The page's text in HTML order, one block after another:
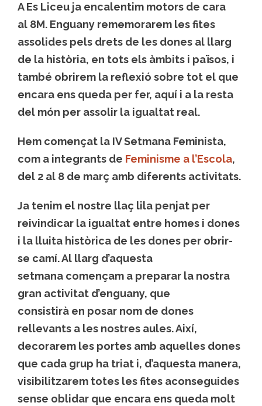
A Es Liceu ja encalentim motors de cara
al 8M. Enguany rememorarem les fites
assolides pels drets de les dones al llarg
de la història, en tots els àmbits i països, i
també obrirem la reflexió sobre tot el que
encara ens queda per fer, aquí i a la resta
del món per assolir la igualtat real.
Hem començat la IV Setmana Feminista,
com a integrants de Feminisme a l’Escola,
del 2 al 8 de març amb diferents activitats.
Ja tenim el nostre llaç lila penjat per
reivindicar la igualtat entre homes i dones
i la lluita històrica de les dones per obrir-
se camí. Al llarg d’aquesta
setmana començam a preparar la nostra
gran activitat d’enguany, que
consistirà en posar nom de dones
rellevants a les nostres aules. Així,
decorarem les portes amb aquelles dones
que cada grup ha triat i, d’aquesta manera,
visibilitzarem totes les fites aconseguides
sense oblidar que encara ens queda molt